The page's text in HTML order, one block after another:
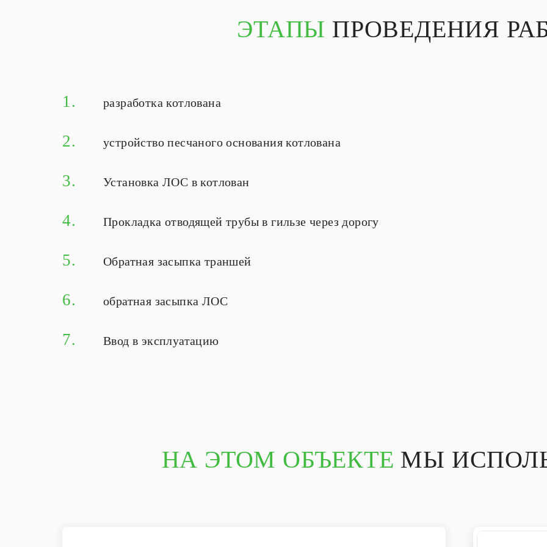
ЭТАПЫ ПРОВЕДЕНИЯ
1. разработка котлована
2. устройство песчаного основания котлована
3. Установка ЛОС в котлован
4. Прокладка отводящей трубы в гильзе через дорогу
5. Обратная засыпка траншей
6. обратная засыпка ЛОС
7. Ввод в эксплуатацию
НА ЭТОМ ОБЪЕКТЕ МЫ